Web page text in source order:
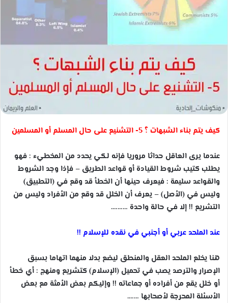
كيف يتم بناء الشبهات ؟ 5- التشنيع على حال المسلم أو المسلمين
عندما يرى العاقل حداثا مروريا فإنه لكي يحدد من المخطيء : فهو
يطلب كتيب شروط القيادة أو قواعد الطريق – فإذا وجد الشروط
والقواعد سليمة : فيعرف حينها أن الخطأ قد وقع في (التطبيق)
وليس في (الأصل) – يعرف أن الخلل قد وقع من الأفراد وليس من
التشريع !! إلا في حالة واحدة ……….
عند الملحد عربي أو أجنبي في نقده للإسلام !!
هنا يخلع الملحد العقل والمنطق ليضع بدلا منهما اتهاما بسبق
الإصرار والترصد يصب في تحميل (الإسلام) كتشريع ومنهج : أي خطأ
أو خلل يقع من أفراده أو جماعاته !! وإليكم بعض الأمثة مع بعض
الأسئلة المحرجة لأصحابها …….